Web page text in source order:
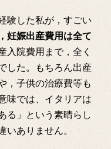
験した私が，すごい
妊娠出産費用は全て
入院費用まで，全く
した。もちろん出産
，子供の治療費等も
味では、イタリアは
る」という素晴らし
いありません。